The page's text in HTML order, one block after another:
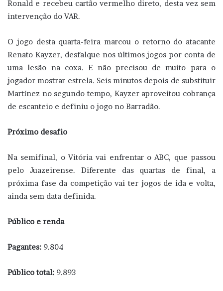
Ronald e recebeu cartão vermelho direto, desta vez sem
intervenção do VAR.
O jogo desta quarta-feira marcou o retorno do atacante
Renato Kayzer, desfalque nos últimos jogos por conta de
uma lesão na coxa. E não precisou de muito para o
jogador mostrar estrela. Seis minutos depois de substituir
Martínez no segundo tempo, Kayzer aproveitou cobrança
de escanteio e definiu o jogo no Barradão.
Próximo desafio
Na semifinal, o Vitória vai enfrentar o ABC, que passou
pelo Juazeirense. Diferente das quartas de final, a
próxima fase da competição vai ter jogos de ida e volta,
ainda sem data definida.
Público e renda
Pagantes: 9.804
Público total: 9.893